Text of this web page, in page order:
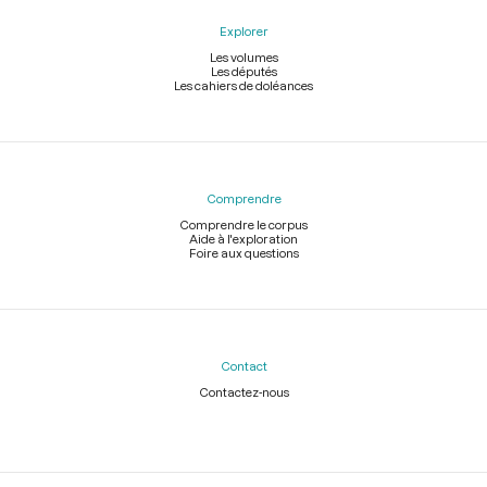
Explorer
Les volumes
Les députés
Les cahiers de doléances
Comprendre
Comprendre le corpus
Aide à l'exploration
Foire aux questions
Contact
Contactez-nous
Légal